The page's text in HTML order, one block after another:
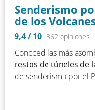
Senderismo
de los Volcanes
9,4/ 10 362 opiniones
Conoced las más
restos de túneles de
de senderismo por el